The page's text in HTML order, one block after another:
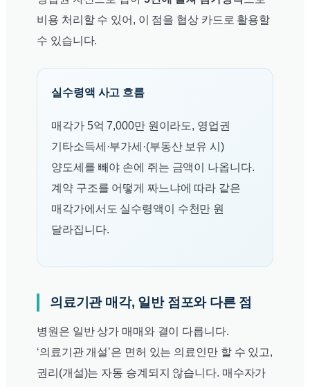
비용 처리할 수 있어, 이 점을 협상 카드로 활용할
수 있습니다.
실수령액 사고 흐름
매각가 5억 7,000만 원이라도, 영업권
기타소득세·부가세·(부동산 보유 시)
양도세를 빼야 손에 쥐는 금액이 나옵니다.
계약 구조를 어떻게 짜느냐에 따라 같은
매각가에서도 실수령액이 수천만 원
달라집니다.
의료기관 매각, 일반 점포와 다른 점
병원은 일반 상가 매매와 결이 다릅니다.
‘의료기관 개설’은 면허 있는 의료인만 할 수 있고,
권리(개설)는 자동 승계되지 않습니다. 매수자가